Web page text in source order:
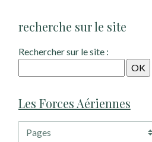
recherche sur le site
Rechercher sur le site :
Les Forces Aériennes